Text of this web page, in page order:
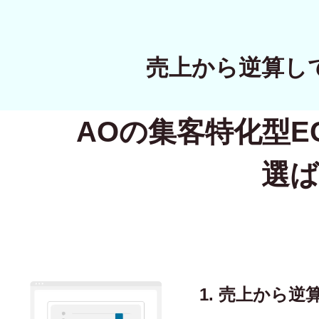
売上から逆算し
AOの集客特化型
選
1. 売上から逆